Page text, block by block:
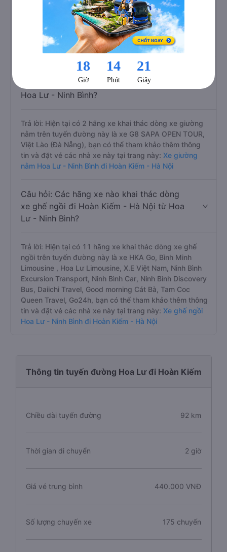
Tam Coc Queen Travel, Việt Lào (Đà Nẵng), bạn có thể
tham khảo thêm thông tin và đặt vé các nhà xe này tại
trang này:
Xe limousine Hoa Lư - Ninh Bình đi Hoàn Kiếm
- Hà Nội
Câu hỏi: Các hãng xe nào khai thác dòng
xe giường nằm đi Hoàn Kiếm - Hà Nội từ
Hoa Lư - Ninh Bình?
Trả lời: Hiện tại có 2 hãng xe khai thác dòng xe giường
nằm trên tuyến đường này là xe G8 SAPA OPEN TOUR,
Việt Lào (Đà Nẵng), bạn có thể tham khảo thêm thông
tin và đặt vé các nhà xe này tại trang này: Xe giường
nằm Hoa Lư - Ninh Bình đi Hoàn Kiếm - Hà Nội
Câu hỏi: Các hãng xe nào khai thác dòng
xe ghế ngồi đi Hoàn Kiếm - Hà Nội từ Hoa
Lư - Ninh Bình?
Trả lời: Hiện tại có 11 hãng xe khai thác dòng xe ghế
ngồi trên tuyến đường này là xe HKA Go, Bình Minh
Limousine , Hoa Lư Limousine, X.E Việt Nam, Ninh Bình
Excursion Transport, Ninh Bình Car, Ninh Bình Discovery
Bus, Daiichi Travel, Good morning Cát Bà, Tam Coc
Queen Travel, Go24h, bạn có thể tham khảo thêm thông
tin và đặt vé các nhà xe này tại trang này: Xe ghế ngồi
Hoa Lư - Ninh Bình đi Hoàn Kiếm - Hà Nội
Thông tin tuyến đường Hoa Lư đi Hoàn Kiếm
Chiều dài tuyến đường 92 km
Thời gian di chuyển 2 giờ
Giá vé trung bình 440.000 VNĐ
Số lượng chuyến xe 175 chuyến